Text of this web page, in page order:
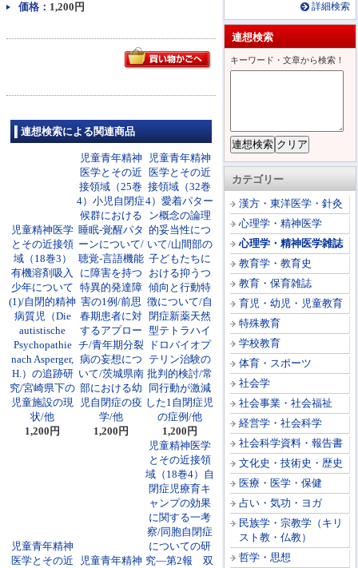
詳細検索
連想検索
キーワード・文章から検索！
カテゴリー
漢方・東洋医学・針灸
心理学・精神医学
心理学・精神医学雑誌
教育学・教育史
教育・保育雑誌
育児・幼児・児童教育
特殊教育
学校教育
体育・スポーツ
社会学
社会事業・社会福祉
経営学・社会科学
社会科学資料・報告書
文化史・技術史・歴史
医療・医学・保健
占い・気功・ヨガ
民族学・宗教学（キリ
スト教・仏教）
哲学・思想
価格： 1,200円
連想検索による関連商品
児童精神医学
とその近接領
域（18巻3）
有機溶剤吸入
少年について
(1)/自閉的精神
病質児（Die
autistische
Psychopathie
nach Asperger,
H.）の追跡研
究/宮崎県下の
児童施設の現
状/他
1,200円
児童青年精神
医学とその近
接領域（25巻
4）小児自閉症
候群における
睡眠‐覚醒パタ
ーンについて/
聴覚‐言語機能
に障害を持つ
特異的発達障
害の1例/前思
春期患者に対
するアプロー
チ/青年期分裂
病の妄想につ
いて/茨城県南
部における幼
児自閉症の疫
学/他
1,200円
児童青年精神
医学とその近
接領域（32巻
4）愛着パター
ン概念の論理
的妥当性につ
いて/山間部の
子どもたちに
おける抑うつ
傾向と行動特
徴について/自
閉症新薬天然
型テトラハイ
ドロバイオプ
テリン治験の
批判的検討/常
同行動が激減
した1自閉症児
の症例/他
1,200円
児童青年精神
医学とその近
児童青年精神
児童精神医学
とその近接領
域（18巻4）自
閉症児療育キ
ャンプの効果
に関する一考
察/同胞自閉症
についての研
究―第2報 双